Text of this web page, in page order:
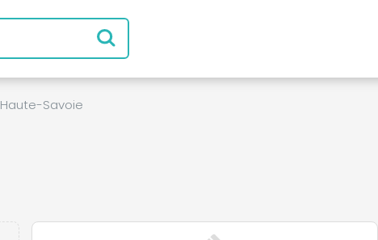
Haute-Savoie